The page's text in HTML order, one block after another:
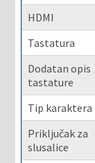
HDMI
Tastatura
Dodatan opis
tastature
Tip karaktera
Priključak za
slusalice